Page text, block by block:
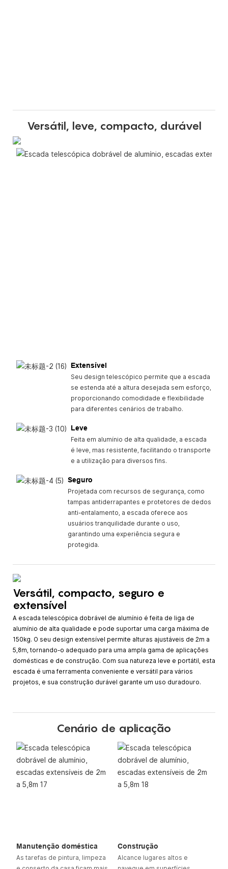
Versátil, leve, compacto, durável
Extensível
Seu design telescópico permite que a escada
se estenda até a altura desejada sem esforço,
proporcionando comodidade e flexibilidade
para diferentes cenários de trabalho.
Leve
Feita em alumínio de alta qualidade, a escada
é leve, mas resistente, facilitando o transporte
e a utilização para diversos fins.
Seguro
Projetada com recursos de segurança, como
tampas antiderrapantes e protetores de dedos
anti-entalamento, a escada oferece aos
usuários tranquilidade durante o uso,
garantindo uma experiência segura e
protegida.
Versátil, compacto, seguro e
extensível
A escada telescópica dobrável de alumínio é feita de liga de
alumínio de alta qualidade e pode suportar uma carga máxima de
150kg. O seu design extensível permite alturas ajustáveis ​​de 2m a
5,8m, tornando-o adequado para uma ampla gama de aplicações
domésticas e de construção. Com sua natureza leve e portátil, esta
escada é uma ferramenta conveniente e versátil para vários
projetos, e sua construção durável garante um uso duradouro.
Cenário de aplicação
Manutenção doméstica
As tarefas de pintura, limpeza
Construção
Alcance lugares altos e